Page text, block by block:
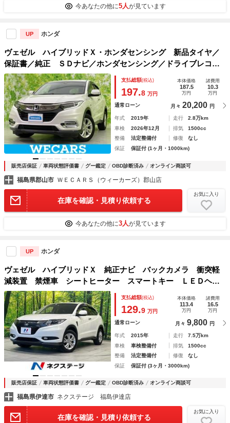
今あなたの他に5人が見ています
UP ホンダ
ヴェゼル ハイブリッドＸ・ホンダセンシング 新品タイヤ／
保証書／純正 ＳＤナビ／ホンダセンシング／ドライブレコー
ダー 前後／ヘッドランプ ＬＥＤ／ＥＴＣ／ＥＢＤ付ＡＢＳ
／横滑り防止装置／アイドリングストップ／クルーズコントロ
ール
支払総額(税込)
197.8 万円
本体価格
187.5
万円
諸費用
10.3
万円
通常ローン 月々 20,200 円
年式 2019年 走行
2.8万km
車検
2026年12月 排気
1500cc
整備
法定整備付 修復
なし
保証
保証付 (1ヶ月・1000km)
販売店保証 車両状態評価書 グー鑑定 OBD診断済み オンライン商談可
福島県郡山市 ＷＥＣＡＲＳ（ウィーカーズ）郡山店
在庫を確認・見積り依頼する
お気に入り
今あなたの他に3人が見ています
UP ホンダ
ヴェゼル ハイブリッドＸ 純正ナビ バックカメラ 衝突軽
減装置 禁煙車 シートヒーター スマートキー ＬＥＤヘッ
ド ＥＴＣ クルコン オートライト オートエアコン Ｂｌ
ｕｅｔｏｏｔｈ再生 ＣＤ ＤＶＤ再生 フォグライト
支払総額(税込)
129.9 万円
本体価格
113.4
万円
諸費用
16.5
万円
通常ローン 月々 9,800 円
年式 2015年 走行
7.5万km
車検
車検整備付 排気
1500cc
整備
法定整備付 修復
なし
保証
保証付 (3ヶ月・3000km)
販売店保証 車両状態評価書 グー鑑定 OBD診断済み オンライン商談可
福島県伊達市 ネクステージ 福島伊達店
在庫を確認・見積り依頼する
お気に入り